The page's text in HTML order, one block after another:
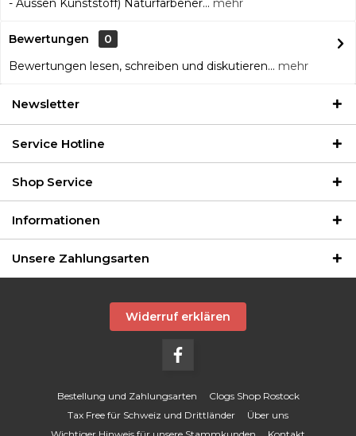
- Aussen Kunststoff) Naturfarbener... mehr
Bewertungen
0
Bewertungen lesen, schreiben und diskutieren... mehr
Newsletter
Service Hotline
Shop Service
Informationen
Unsere Zahlungsarten
Widerruf erklären
Bestellung und Zahlungsarten
Clogs Shop Rostock
Tax Free für Schweiz und Drittländer
Über uns